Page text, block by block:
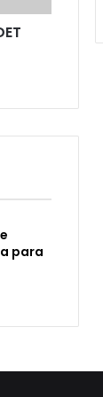
para